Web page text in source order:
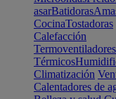
asarBatidoras
CocinaTostadoras
Calefacción
Termoventiladores
Térmicos
Climatización
Calentadores de